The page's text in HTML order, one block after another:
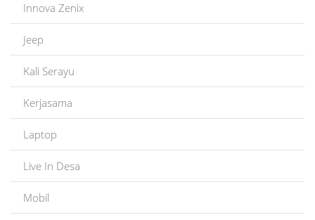
Innova Zenix
Jeep
Kali Serayu
Kerjasama
Laptop
Live In Desa
Mobil